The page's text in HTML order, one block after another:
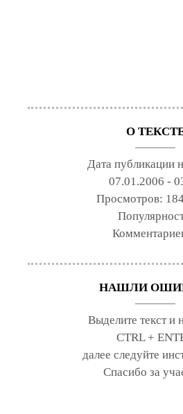
О
Дата публикации
07.01.2006 -
Просмотров:
НАШЛИ
Выделите текст и
CTRL +
далее следуйте
Спасибо за